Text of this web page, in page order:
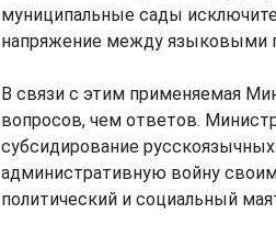
муниципальные сады
напряжение между языковыми
В связи с этим применяемая
вопросов, чем ответов.
субсидирование
административную войну
политический и социальный